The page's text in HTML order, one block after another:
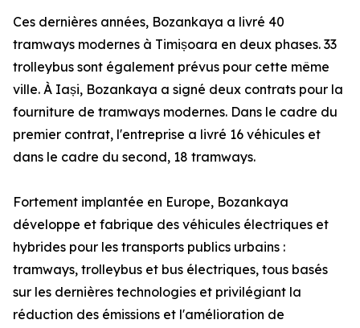
Ces dernières années, Bozankaya a livré 40
tramways modernes à Timișoara en deux phases. 33
trolleybus sont également prévus pour cette même
ville. À Iași, Bozankaya a signé deux contrats pour la
fourniture de tramways modernes. Dans le cadre du
premier contrat, l'entreprise a livré 16 véhicules et
dans le cadre du second, 18 tramways.
Fortement implantée en Europe, Bozankaya
développe et fabrique des véhicules électriques et
hybrides pour les transports publics urbains :
tramways, trolleybus et bus électriques, tous basés
sur les dernières technologies et privilégiant la
réduction des émissions et l'amélioration de